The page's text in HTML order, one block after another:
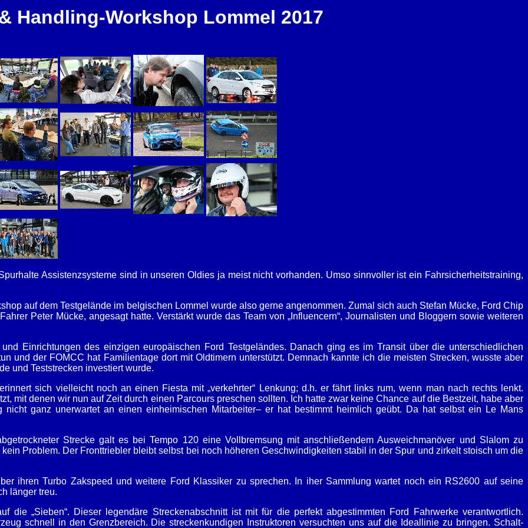
Handling-Workshop Lommel 2017
Assistenzsysteme sind in unseren Oldies ja meist nicht vorhanden. Umso sinnvoller ist ein Fahrsicherheitstraining,
auf dem Testgelände im belgischen Lommel wurde also gerne angenommen. Zumal sich auch Stefan Mücke, Ford Chip
Peter Mücke, angesagt hatte. Verstärkt wurde das Team von „Influencern“, Journalisten und Bloggern sowie weiteren
Einrichtungen des einzigen europäischen Ford Testgeländes. Danach ging es im Transit über die unterschiedlichen
und der FOMCC hat Familientage dort mit Oldtimern unterstützt. Demnach kannte ich die meisten Strecken, wusste aber
und Teststrecken investiert wurde.
sich vielleicht noch an einen Fiesta mit „verkehrter“ Lenkung; d.h. er fährt links rum, wenn man nach rechts lenkt.
mit denen wir nun auf Zeit durch einen Parcours preschen sollten. Ich hatte zwar keine Chance auf die Bestzeit, habe aber
ganz unerwartet an einen einheimischen Mitarbeiter– er hat bestimmt heimlich geübt. Da hat selbst ein Le Mans
Strecke galt es bei Tempo 120 eine Vollbremsung mit anschließendem Ausweichmanöver und Slalom zu
Problem. Der Fronttriebler bleibt selbst bei noch höheren Geschwindigkeiten stabil in der Spur und zirkelt stoisch um die
ihren Turbo Zakspeed und weitere Ford Klassiker zu sprechen. In iher Sammlung wartet noch ein RS2600 auf seine
länger treu.
die „Sieben“. Dieser legendäre Streckenabschnitt ist mit für die perfekt abgestimmten Ford Fahrwerke verantwortlich.
schnell in den Grenzbereich. Die streckenkundigen Instruktoren versuchten uns auf die Ideallinie zu bringen. Schalt-